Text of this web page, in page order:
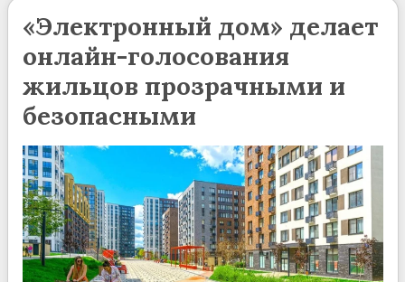
«Электронный дом» делает
онлайн-голосования
жильцов прозрачными и
безопасными